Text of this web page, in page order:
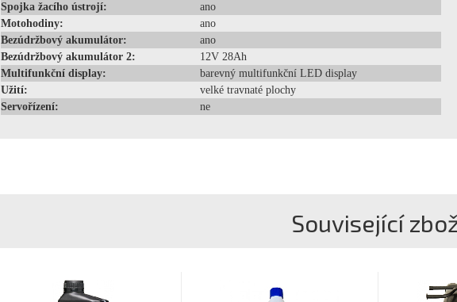
Spojka žacího ústrojí:
ano
Motohodiny:
ano
Bezúdržbový akumulátor:
ano
Bezúdržbový akumulátor 2:
12V 28Ah
Multifunkční display:
barevný multifunkční LED display
Užití:
velké travnaté plochy
Servořízení:
ne
Související